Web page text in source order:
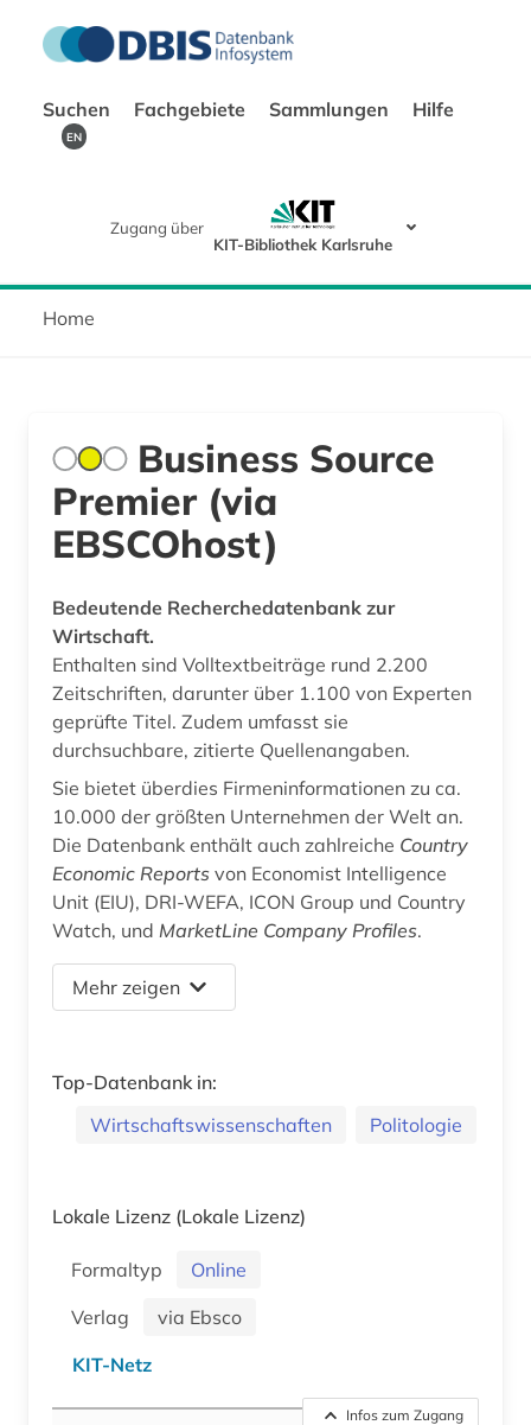
Suchen Fachgebiete Sammlungen Hilfe
EN
Zugang über
KIT-Bibliothek Karlsruhe
Home
Business Source
Premier (via
EBSCOhost)
Bedeutende Recherchedatenbank zur
Wirtschaft.
Enthalten sind Volltextbeiträge rund 2.200
Zeitschriften, darunter über 1.100 von Experten
geprüfte Titel. Zudem umfasst sie
durchsuchbare, zitierte Quellenangaben.
Sie bietet überdies Firmeninformationen zu ca.
10.000 der größten Unternehmen der Welt an.
Die Datenbank enthält auch zahlreiche Country
Economic Reports von Economist Intelligence
Unit (EIU), DRI-WEFA, ICON Group und Country
Watch, und MarketLine Company Profiles.
Mehr zeigen
Top-Datenbank in:
Wirtschaftswissenschaften
Politologie
Lokale Lizenz (Lokale Lizenz)
Formaltyp
Online
Verlag
via Ebsco
KIT-Netz
Infos zum Zugang